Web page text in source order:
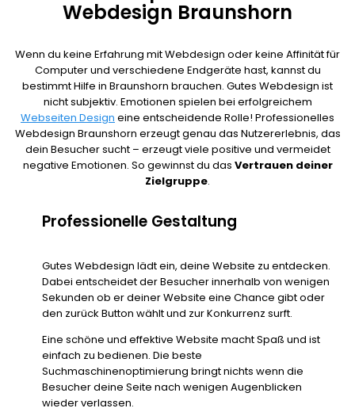
Webdesign Braunshorn
Wenn du keine Erfahrung mit Webdesign oder keine Affinität für
Computer und verschiedene Endgeräte hast, kannst du
bestimmt Hilfe in Braunshorn brauchen. Gutes Webdesign ist
nicht subjektiv. Emotionen spielen bei erfolgreichem
Webseiten Design eine entscheidende Rolle! Professionelles
Webdesign Braunshorn erzeugt genau das Nutzererlebnis, das
dein Besucher sucht – erzeugt viele positive und vermeidet
negative Emotionen. So gewinnst du das Vertrauen deiner
Zielgruppe.
Professionelle Gestaltung
Gutes Webdesign lädt ein, deine Website zu entdecken.
Dabei entscheidet der Besucher innerhalb von wenigen
Sekunden ob er deiner Website eine Chance gibt oder
den zurück Button wählt und zur Konkurrenz surft.
Eine schöne und effektive Website macht Spaß und ist
einfach zu bedienen. Die beste
Suchmaschinenoptimierung bringt nichts wenn die
Besucher deine Seite nach wenigen Augenblicken
wieder verlassen.